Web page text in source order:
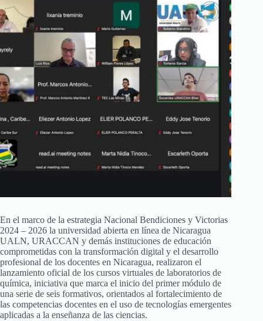
En el marco de la estrategia Nacional Bendiciones y Victorias
2024 – 2026 la universidad abierta en línea de Nicaragua
UALN, URACCAN y demás instituciones de educación
comprometidas con la transformación digital y el desarrollo
profesional de los docentes en Nicaragua, realizaron el
lanzamiento oficial de los cursos virtuales de laboratorios de
química, iniciativa que marca el inicio del primer módulo de
una serie de seis formativos, orientados al fortalecimiento de
las competencias docentes en el uso de tecnologías emergentes
aplicadas a la enseñanza de las ciencias.